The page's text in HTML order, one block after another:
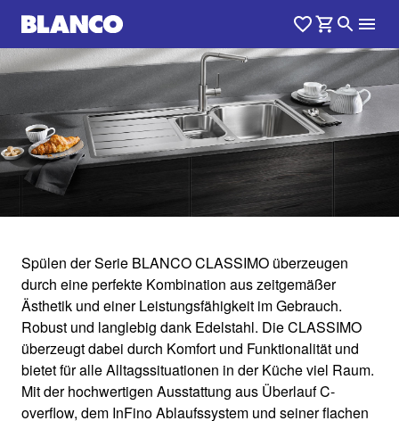
CLASSIMO
Das perfekte Zusammenspiel aus Design und
praktischer Funktionalität
1 /0
Spülen der Serie BLANCO CLASSIMO überzeugen
durch eine perfekte Kombination aus zeitgemäßer
Ästhetik und einer Leistungsfähigkeit im Gebrauch.
Robust und langlebig dank Edelstahl. Die CLASSIMO
überzeugt dabei durch Komfort und Funktionalität und
bietet für alle Alltagssituationen in der Küche viel Raum.
Mit der hochwertigen Ausstattung aus Überlauf C-
overflow, dem InFino Ablaufssystem und seiner flachen